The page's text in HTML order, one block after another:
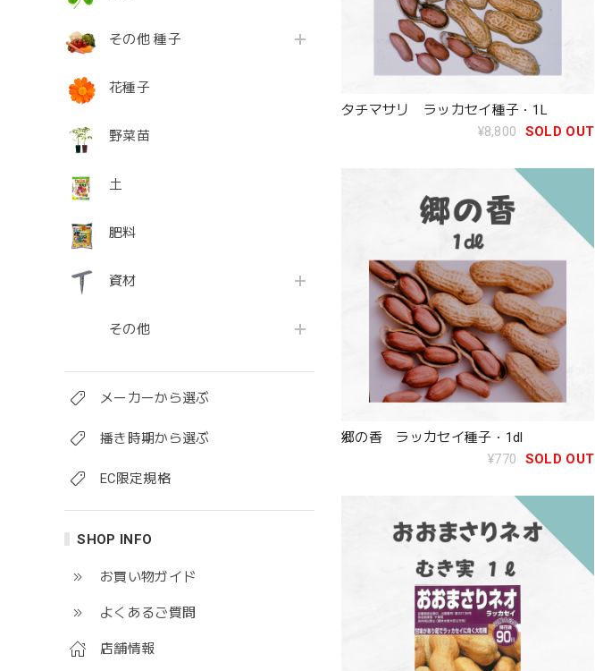
その他 種子
花種子
野菜苗
土
肥料
資材
その他
メーカーから選ぶ
播き時期から選ぶ
EC限定規格
SHOP INFO
お買い物ガイド
よくあるご質問
店舗情報
タチマサリ ラッカセイ種子・1L
¥8,800
SOLD OUT
郷の香 ラッカセイ種子・1dl
¥770
SOLD OUT